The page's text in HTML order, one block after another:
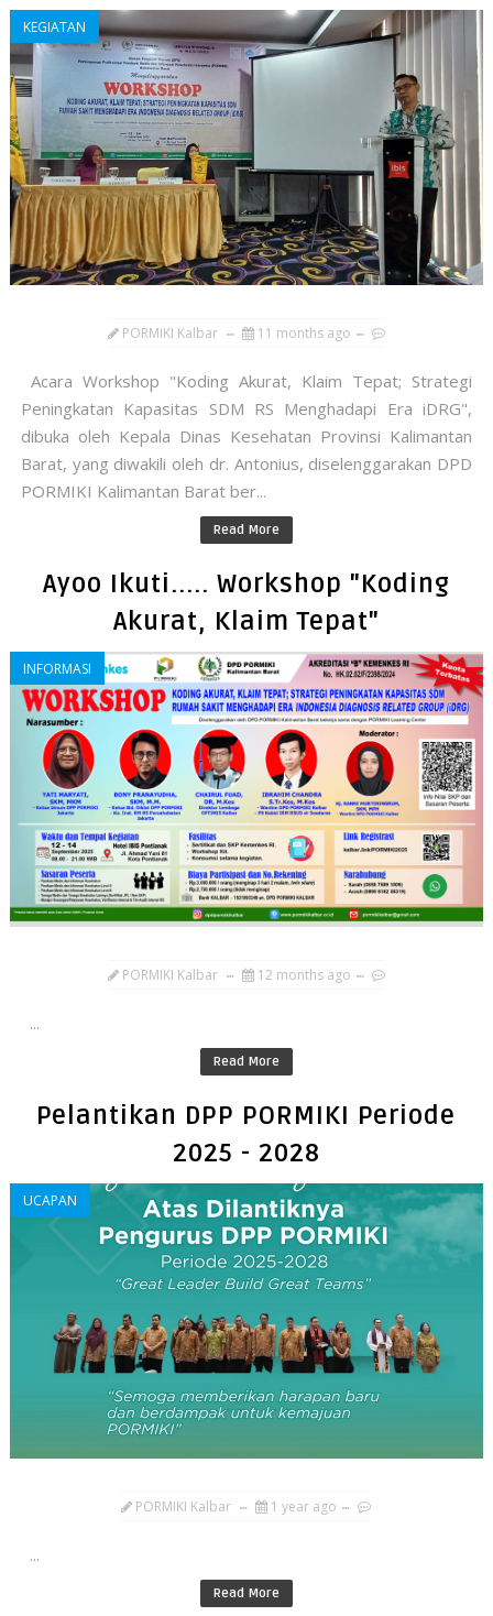
KEGIATAN
PORMIKI Kalbar 11 months ago
Acara Workshop "Koding Akurat, Klaim Tepat; Strategi
Peningkatan Kapasitas SDM RS Menghadapi Era iDRG",
dibuka oleh Kepala Dinas Kesehatan Provinsi Kalimantan
Barat, yang diwakili oleh dr. Antonius, diselenggarakan DPD
PORMIKI Kalimantan Barat ber...
Read More
Ayoo Ikuti..... Workshop "Koding
Akurat, Klaim Tepat"
INFORMASI
PORMIKI Kalbar 12 months ago
...
Read More
Pelantikan DPP PORMIKI Periode
2025 - 2028
UCAPAN
PORMIKI Kalbar 1 year ago
...
Read More